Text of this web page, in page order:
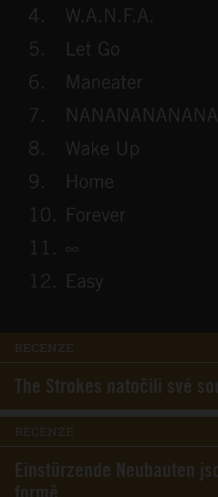
RECENZE
The Strokes natočili své
RECENZE
Einstürzende Neubauten